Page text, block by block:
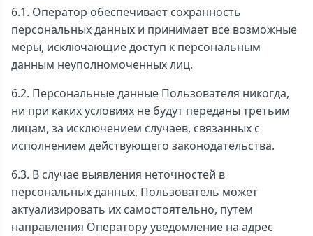
6.1. Оператор обеспечивает сохранность
персональных данных и принимает все возможные
меры, исключающие доступ к персональным
данным неуполномоченных лиц.
6.2. Персональные данные Пользователя никогда,
ни при каких условиях не будут переданы третьим
лицам, за исключением случаев, связанных с
исполнением действующего законодательства.
6.3. В случае выявления неточностей в
персональных данных, Пользователь может
актуализировать их самостоятельно, путем
направления Оператору уведомление на адрес